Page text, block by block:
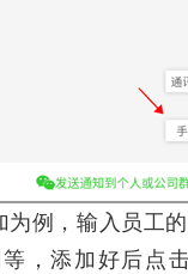
为例，输入员工
，添加好后点